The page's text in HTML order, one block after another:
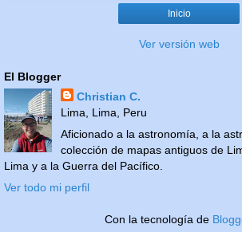
Inicio
Ver versión web
El Blogger
Christian C.
Lima, Lima, Peru
Aficionado a la astronomía, a la
colección de mapas antiguos de
Lima y a la Guerra del Pacífico.
Ver todo mi perfil
Con la tecnología de